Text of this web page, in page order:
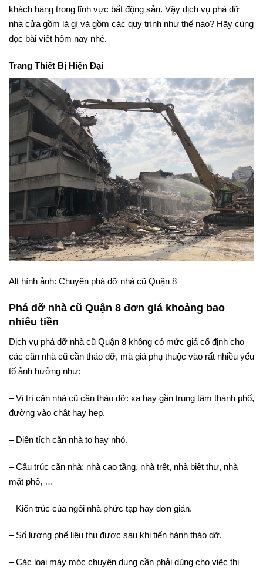
khách hàng trong lĩnh vực bất động sản. Vậy dịch vụ phá dỡ
nhà cửa gồm là gì và gồm các quy trình như thế nào? Hãy cùng
đọc bài viết hôm nay nhé.
Trang Thiết Bị Hiện Đại
Alt hình ảnh: Chuyên phá dỡ nhà cũ Quận 8
Phá dỡ nhà cũ Quận 8 đơn giá khoảng bao
nhiêu tiền
Dịch vụ phá dỡ nhà cũ Quận 8 không có mức giá cố định cho
các căn nhà cũ cần tháo dỡ, mà giá phụ thuộc vào rất nhiều yếu
tố ảnh hưởng như:
– Vị trí căn nhà cũ cần tháo dỡ: xa hay gần trung tâm thành phố,
đường vào chật hay hẹp.
– Diện tích căn nhà to hay nhỏ.
– Cấu trúc căn nhà: nhà cao tầng, nhà trệt, nhà biệt thự, nhà
mặt phố, …
– Kiến trúc của ngôi nhà phức tạp hay đơn giản.
– Số lượng phế liệu thu được sau khi tiến hành tháo dỡ.
– Các loại máy móc chuyên dụng cần phải dùng cho việc thi